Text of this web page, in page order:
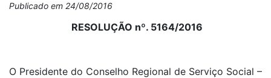
Publicado em 24/08/2016
RESOLUÇÃO nº. 5164/2016
O Presidente do Conselho Regional de Serviço Social –